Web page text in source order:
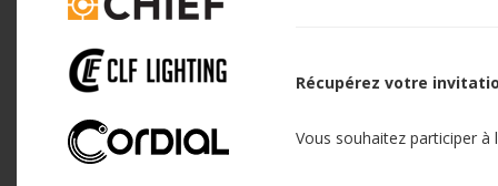
Récupérez votre
Vous souhaitez participer à